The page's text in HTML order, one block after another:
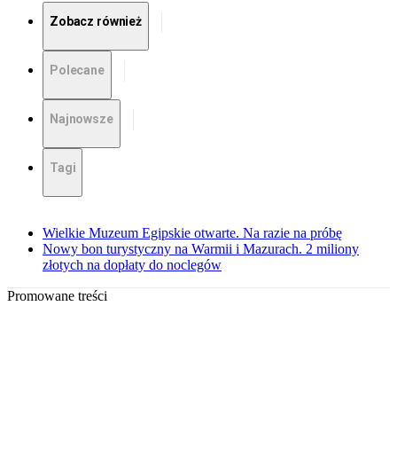
Zobacz również
Polecane
Najnowsze
Tagi
Wielkie Muzeum Egipskie otwarte. Na razie na próbę
Nowy bon turystyczny na Warmii i Mazurach. 2 miliony
złotych na dopłaty do noclegów
Promowane treści